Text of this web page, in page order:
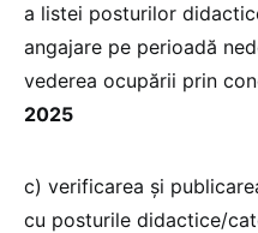
a listei posturilor
angajare pe perioadă
vederea ocupării prin
2025
c) verificarea și
cu posturile didactice/